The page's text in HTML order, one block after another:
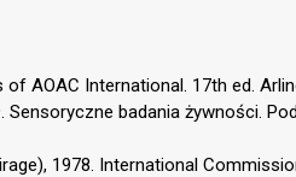
AOAC International. 17th ed.
Sensoryczne badania żywności.
1978. International